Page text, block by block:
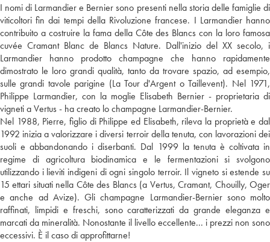
I nomi di Larmandier e Bernier sono presenti nella storia delle famiglie di
viticoltori fin dai tempi della Rivoluzione francese. I Larmandier hanno
contribuito a costruire la fama della Côte des Blancs con la loro famosa
cuvée Cramant Blanc de Blancs Nature. Dall'inizio del XX secolo, i
Larmandier hanno prodotto champagne che hanno rapidamente
dimostrato le loro grandi qualità, tanto da trovare spazio, ad esempio,
sulle grandi tavole parigine (La Tour d'Argent o Taillevent). Nel 1971,
Philippe Larmandier, con la moglie Elisabeth Bernier - proprietaria di
vigneti a Vertus - ha creato lo champagne Larmandier-Bernier.
Nel 1988, Pierre, figlio di Philippe ed Elisabeth, rileva la proprietà e dal
1992 inizia a valorizzare i diversi terroir della tenuta, con lavorazioni dei
suoli e abbandonando i diserbanti. Dal 1999 la tenuta è coltivata in
regime di agricoltura biodinamica e le fermentazioni si svolgono
utilizzando i lieviti indigeni di ogni singolo terroir. Il vigneto si estende su
15 ettari situati nella Côte des Blancs (a Vertus, Cramant, Chouilly, Oger
e anche ad Avize). Gli champagne Larmandier-Bernier sono molto
raffinati, limpidi e freschi, sono caratterizzati da grande eleganza e
marcati da mineralità. Nonostante il livello eccellente... i prezzi non sono
eccessivi. È il caso di approfittarne!